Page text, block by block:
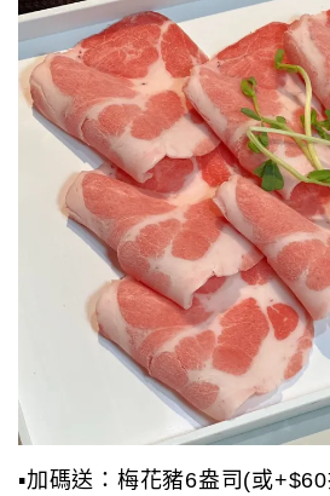
▪️加碼送：梅花豬6盎司(或